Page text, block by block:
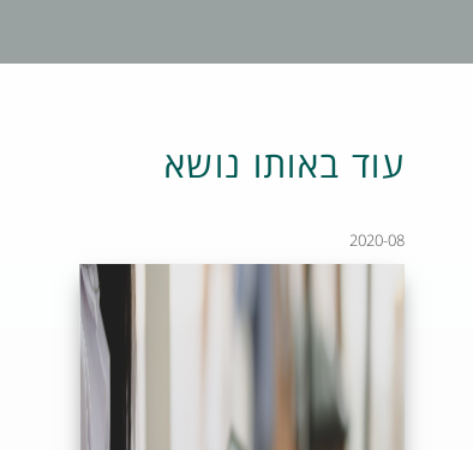
עוד באותו נושא
2020-08